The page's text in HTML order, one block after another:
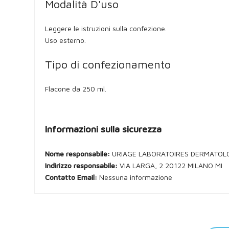
Modalità D'uso
Leggere le istruzioni sulla confezione.
Uso esterno.
Tipo di confezionamento
Flacone da 250 ml.
Informazioni sulla sicurezza
Nome responsabile: URIAGE LABORATOIRES
Indirizzo responsabile: VIA LARGA, 2 20122 MILANO MI
Contatto Email: Nessuna informazione